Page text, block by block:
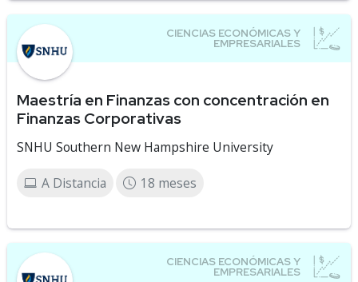
Maestría en Finanzas con concentración en
Finanzas Corporativas
SNHU Southern New Hampshire University
A Distancia 18 meses